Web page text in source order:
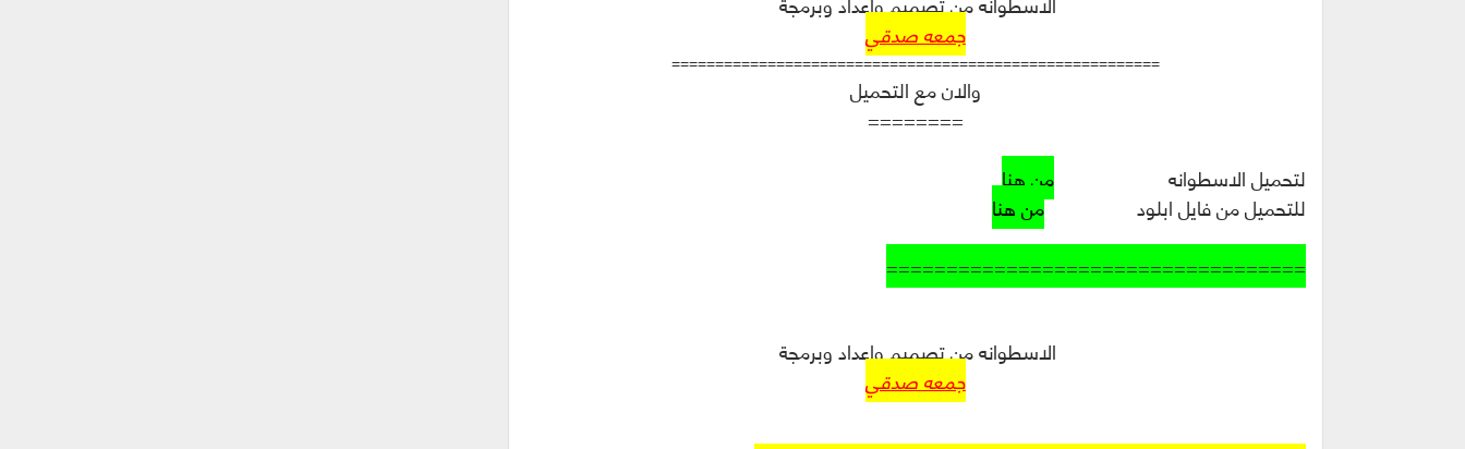
جمعه صدقي
========================================================
والان مع التحميل
========
لتحميل الاسطوانهمن هنا
للتحميل من فايل ابلودمن هنا
===================================
الاسطوانه من تصميم واعداد وبرمجة
جمعه صدقي